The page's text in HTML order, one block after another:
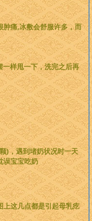
肿痛,冰敷会舒服许多，而
样甩一下，洗完之后再
)，遇到堵奶状况时一天
误宝宝吃奶
上这几点都是引起母乳疙